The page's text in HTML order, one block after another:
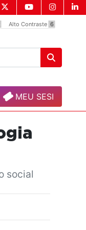
Alto Contraste 6
MEU SESI
social